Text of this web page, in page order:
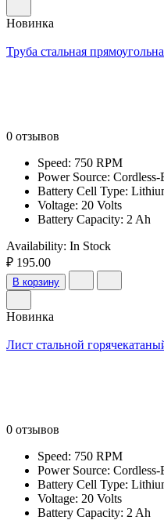
Новинка
Труба стальная
0 отзывов
Speed: 750 RPM
Power Source: Cordless-
Battery Cell Type:
Voltage: 20 Volts
Battery Capacity: 2 Ah
Availability: In Stock
₽ 195.00
В корзину
Новинка
Лист стальной
0 отзывов
Speed: 750 RPM
Power Source: Cordless-
Battery Cell Type:
Voltage: 20 Volts
Battery Capacity: 2 Ah